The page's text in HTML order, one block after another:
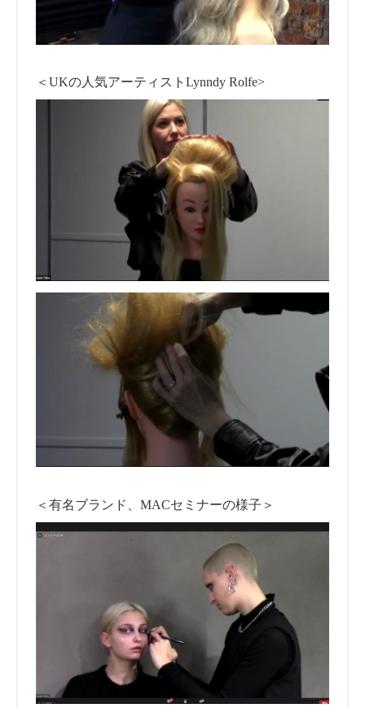
＜UKの人気アーティストLynndy Rolfe>
＜有名ブランド、MACセミナーの様子＞